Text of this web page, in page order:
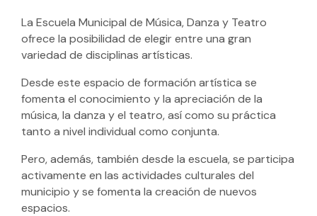
La Escuela Municipal de Música, Danza y Teatro
ofrece la posibilidad de elegir entre una gran
variedad de disciplinas artísticas.
Desde este espacio de formación artística se
fomenta el conocimiento y la apreciación de la
música, la danza y el teatro, así como su práctica
tanto a nivel individual como conjunta.
Pero, además, también desde la escuela, se participa
activamente en las actividades culturales del
municipio y se fomenta la creación de nuevos
espacios.